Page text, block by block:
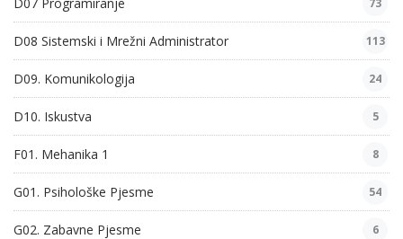
73
D08 Sistemski i Mrežni Administrator 113
D09. Komunikologija 24
D10. Iskustva 5
F01. Mehanika 1 8
G01. Psihološke Pjesme 54
G02. Zabavne Pjesme 6